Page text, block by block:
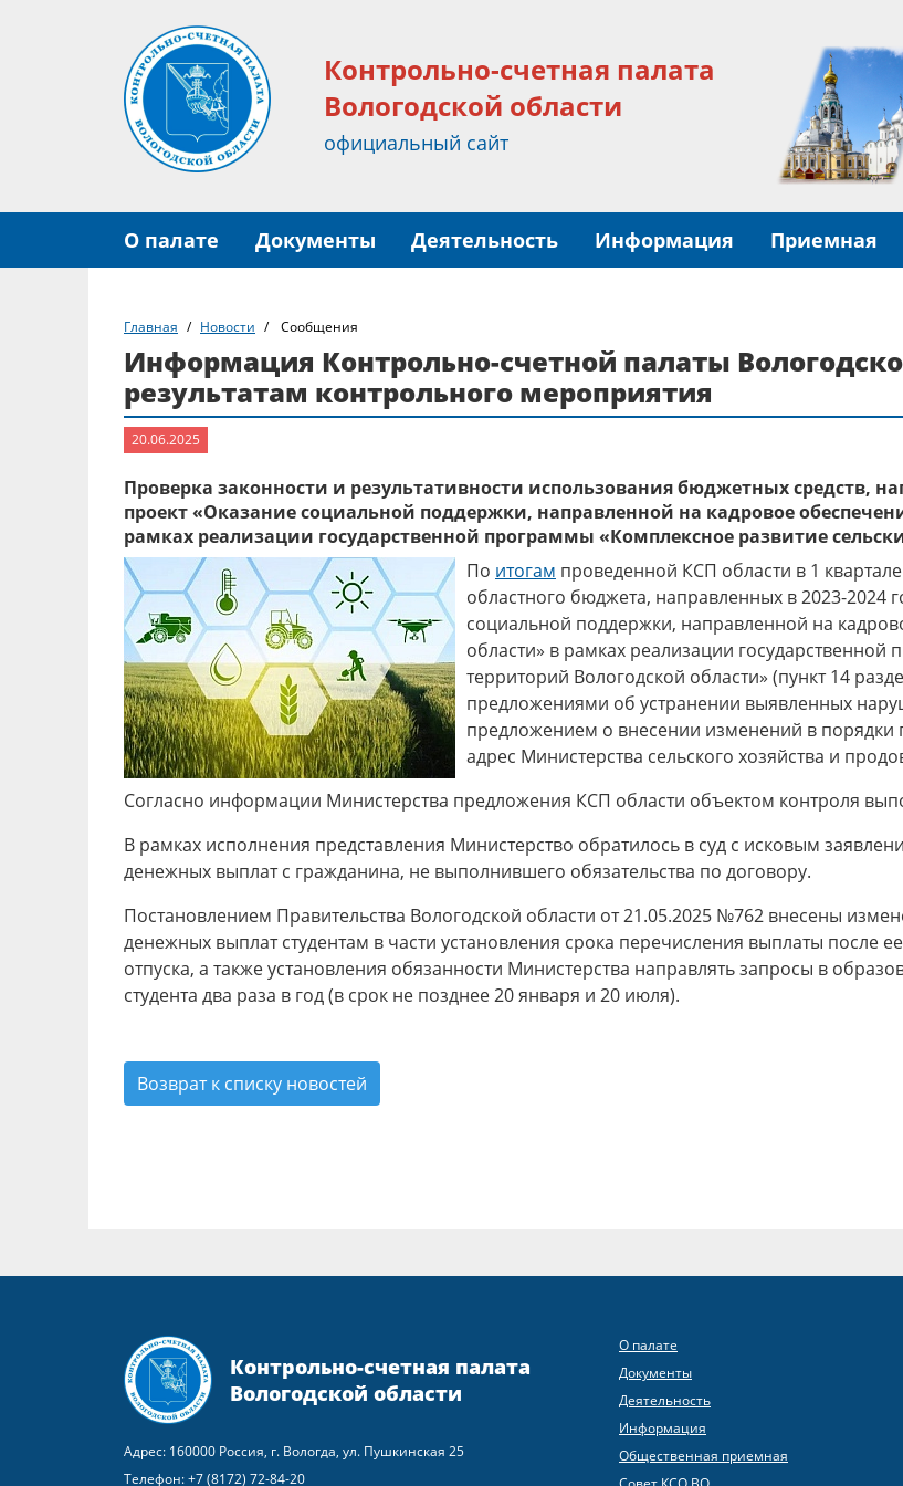
Контрольно-счетная палата
Вологодской области
официальный сайт
О палате Документы Деятельность Информация Приемная
Главная Новости Сообщения
Информация Контрольно-счетной палаты
результатам контрольного мероприятия
20.06.2025
Проверка законности и результативности использования бюджетных средств,
проект «Оказание социальной поддержки, направленной на кадровое
рамках реализации государственной программы «Комплексное развитие
По итогам проведенной КСП области в 1
областного бюджета, направленных в 2023-2024
социальной поддержки, направленной на
области» в рамках реализации
территорий Вологодской области» (пункт 14
предложениями об устранении выявленных
предложением о внесении изменений в порядки
адрес Министерства сельского хозяйства и
Согласно информации Министерства предложения КСП области объектом контроля
В рамках исполнения представления Министерство обратилось в суд с исковым
денежных выплат с гражданина, не выполнившего обязательства по договору.
Постановлением Правительства Вологодской области от 21.05.2025 №762 внесены
денежных выплат студентам в части установления срока перечисления выплаты после
отпуска, а также установления обязанности Министерства направлять запросы в
студента два раза в год (в срок не позднее 20 января и 20 июля).
Возврат к списку новостей
Контрольно-счетная палата
Вологодской области
Адрес: 160000 Россия, г. Вологда, ул. Пушкинская 25
Телефон:+7 (8172) 72-84-20
О палате
Документы
Деятельность
Информация
Общественная приемная